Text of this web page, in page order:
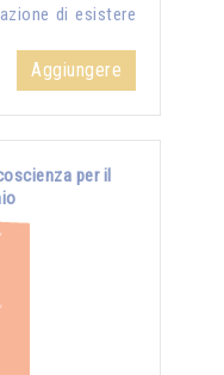
di esistere
Aggiungere
per il